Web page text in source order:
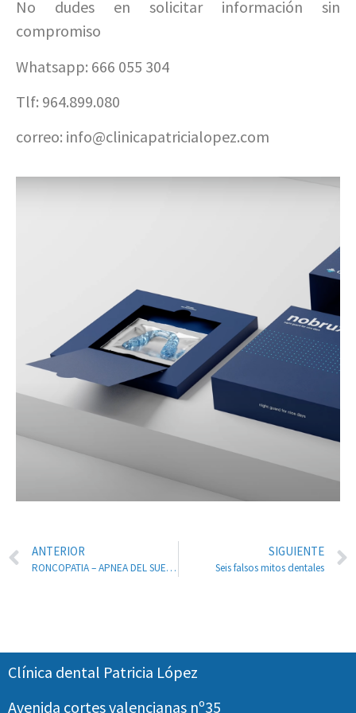
No dudes en solicitar información sin
compromiso
Whatsapp: 666 055 304
Tlf: 964.899.080⁣
correo: info@clinicapatricialopez.com⁣
ANTERIOR
RONCOPATIA – APNEA DEL SUEÑO la epidemia oculta
SIGUIENTE
Seis falsos mitos dentales
Clínica dental Patricia López
Avenida cortes valencianas nº35